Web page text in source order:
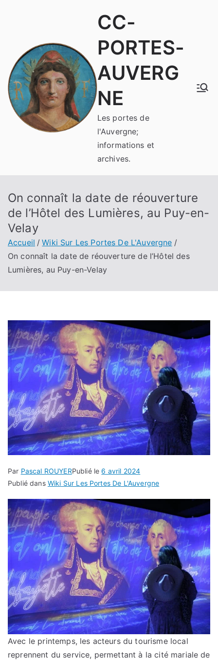
CC-
PORTES-
AUVERG
NE
Les portes de
l'Auvergne;
informations et
archives.
On connaît la date de réouverture
de l’Hôtel des Lumières, au Puy-en-
Velay
Accueil
Wiki Sur Les Portes De L'Auvergne
On connaît la date de réouverture de l’Hôtel des
Lumières, au Puy-en-Velay
Par Pascal ROUYERPublié le 6 avril 2024
Publié dans Wiki Sur Les Portes De L'Auvergne
Avec le printemps, les acteurs du tourisme local
reprennent du service, permettant à la cité mariale de